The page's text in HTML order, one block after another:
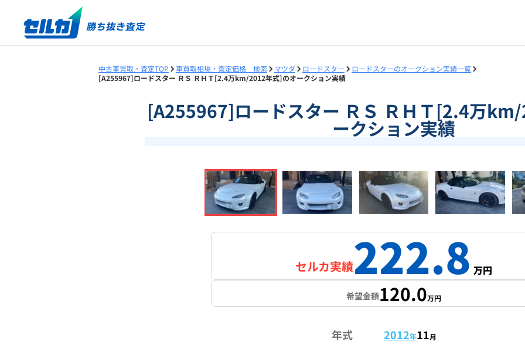
中古車買取・査定TOP 車買取相場・査定価格 検索 マツダ ロードスター
ロードスターのオークション実績一覧
[A255967]ロードスター ＲＳ ＲＨＴ[2.4万km/2012年式]のオークション実績
[A255967]ロードスター ＲＳ ＲＨＴ[2.4万
ークション実績
セルカ実績222.8 万円
希望金額120.0万円
年式 2012年11月